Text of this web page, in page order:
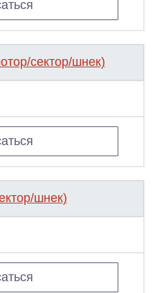
сектор/шнек)
шнек)